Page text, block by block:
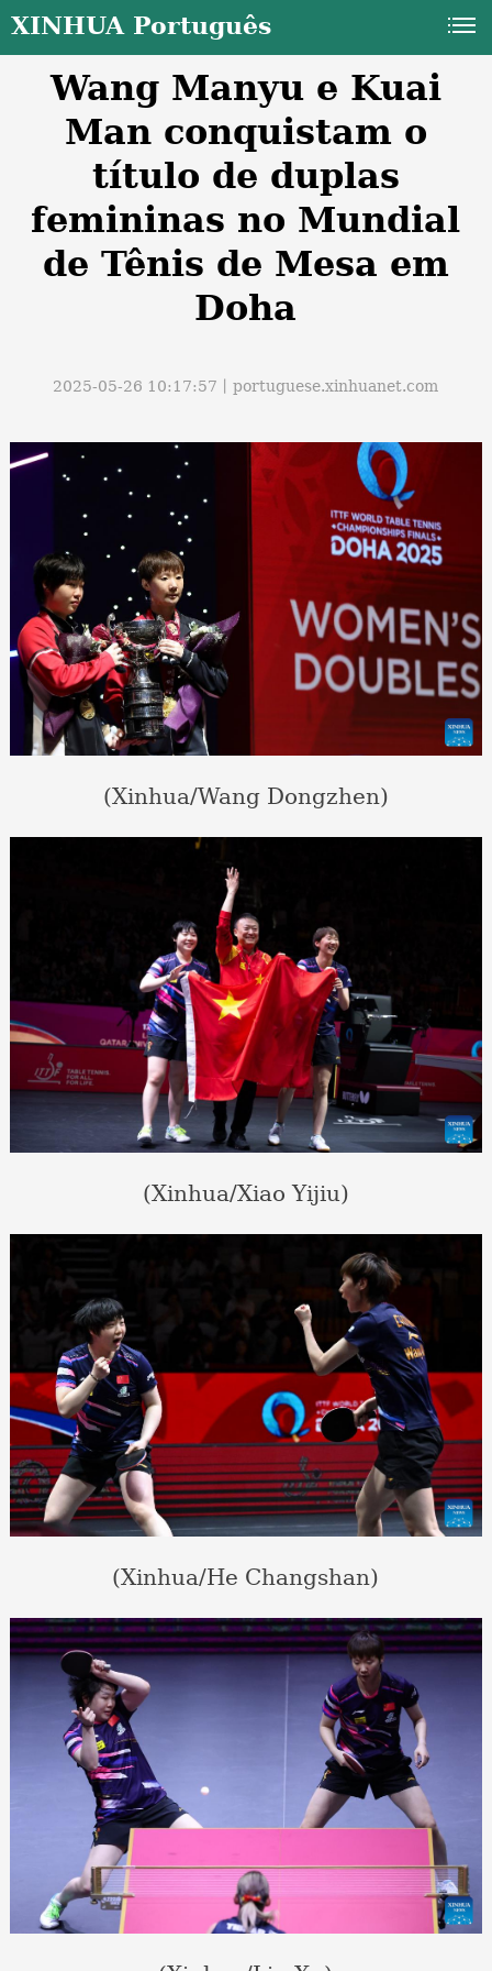
XINHUA Português
Wang Manyu e Kuai
Man conquistam o
título de duplas
femininas no Mundial
de Tênis de Mesa em
Doha
2025-05-26 10:17:57丨portuguese.xinhuanet.com
(Xinhua/Wang Dongzhen)
(Xinhua/Xiao Yijiu)
(Xinhua/He Changshan)